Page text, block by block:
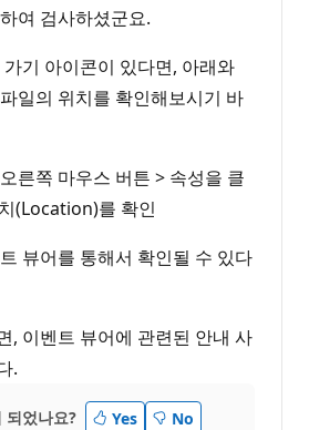
여 검사하셨군요.
기 아이콘이 있다면, 아래와
일의 위치를 확인해보시기 바
른쪽 마우스 버튼 > 속성을 클
(Location)를 확인
뷰어를 통해서 확인될 수 있다
, 이벤트 뷰어에 관련된 안내 사
.
되었나요? Yes No